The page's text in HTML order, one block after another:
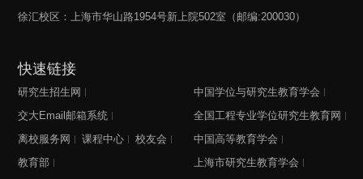
徐汇校区：上海市华山路1954号新上院502室（邮编:200030）
快速链接
研究生招生网
交大Email邮箱系统
离校服务网
课程中心
校友会
教育部
中国学位与研究生教育学会
全国工程专业学位研究生教育网
中国高等教育学会
上海市研究生教育学会